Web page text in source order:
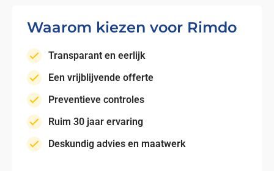
Waarom kiezen voor Rimdo
Transparant en eerlijk
Een vrijblijvende offerte
Preventieve controles
Ruim 30 jaar ervaring
Deskundig advies en maatwerk